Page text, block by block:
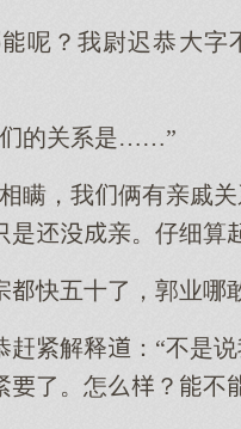
呢？我尉迟恭字
的关系是……”
相瞒，我俩有亲戚
是亲。仔细算
快五十了，郭业
赶紧解释：“不
了。怎？不